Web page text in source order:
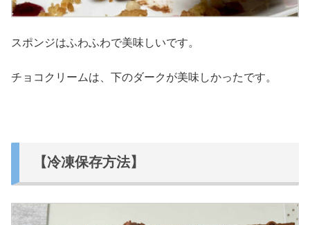
スポンジはふわふわで美味しいです。
チョコクリームは、下のダークが美味しかったです。
【冷凍保存方法】